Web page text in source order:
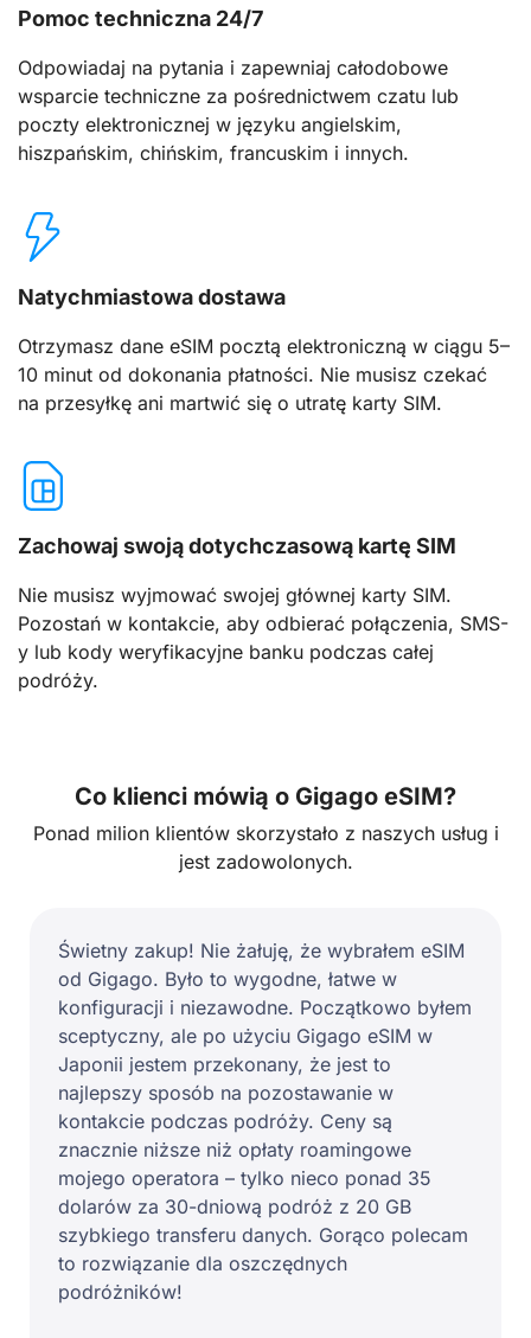
Pomoc techniczna 24/7
Odpowiadaj na pytania i zapewniaj całodobowe
wsparcie techniczne za pośrednictwem czatu lub
poczty elektronicznej w języku angielskim,
hiszpańskim, chińskim, francuskim i innych.
Natychmiastowa dostawa
Otrzymasz dane eSIM pocztą elektroniczną w ciągu 5–
10 minut od dokonania płatności. Nie musisz czekać
na przesyłkę ani martwić się o utratę karty SIM.
Zachowaj swoją dotychczasową kartę SIM
Nie musisz wyjmować swojej głównej karty SIM.
Pozostań w kontakcie, aby odbierać połączenia, SMS-
y lub kody weryfikacyjne banku podczas całej
podróży.
Co klienci mówią o Gigago eSIM?
Ponad milion klientów skorzystało z naszych usług i
jest zadowolonych.
Świetny zakup! Nie żałuję, że wybrałem eSIM
od Gigago. Było to wygodne, łatwe w
konfiguracji i niezawodne. Początkowo byłem
sceptyczny, ale po użyciu Gigago eSIM w
Japonii jestem przekonany, że jest to
najlepszy sposób na pozostawanie w
kontakcie podczas podróży. Ceny są
znacznie niższe niż opłaty roamingowe
mojego operatora – tylko nieco ponad 35
dolarów za 30-dniową podróż z 20 GB
szybkiego transferu danych. Gorąco polecam
to rozwiązanie dla oszczędnych
podróżników!